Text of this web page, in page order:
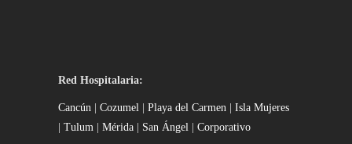
Red Hospitalaria:
Cancún Cozumel Playa del Carmen
Isla Mujeres
Tulum Mérida San Ángel Corporativo